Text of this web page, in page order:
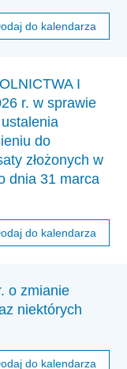
do kalendarza
I
r. w sprawie
do
złożonych w
dnia 31 marca
do kalendarza
o zmianie
niektórych
do kalendarza